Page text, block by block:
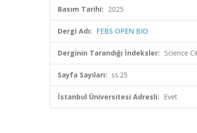
Basım Tarihi: 2025
Dergi Adı: FEBS OPEN BIO
Derginin Tarandığı İndeksler: Science
Sayfa Sayıları: ss.25
İstanbul Üniversitesi Adresli: Evet